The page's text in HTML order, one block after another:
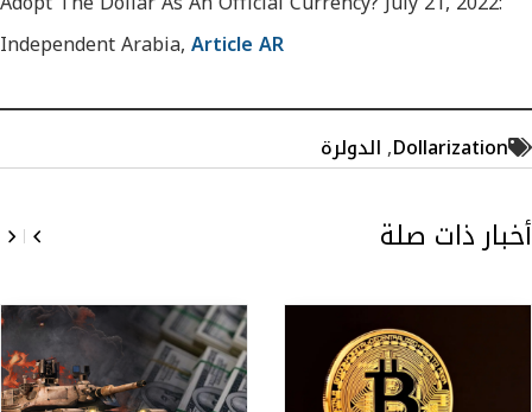
Independent Arabia,Article AR
Dollarization
,الدولرة
أخبار ذات صلة